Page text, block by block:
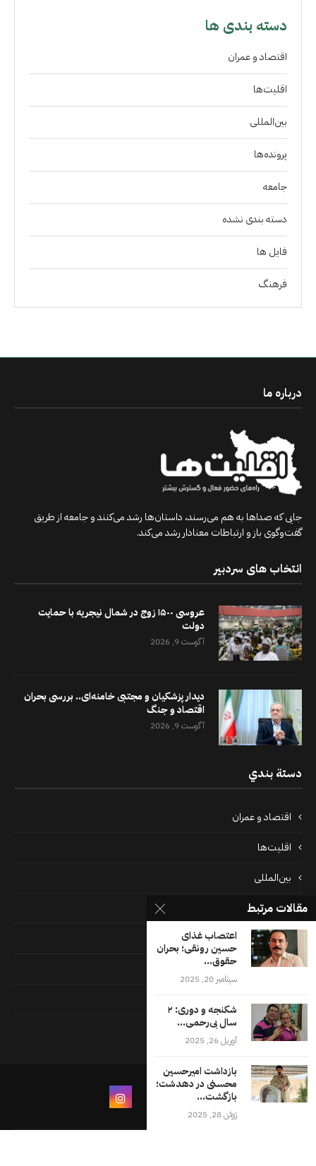
دسته بندی ها
اقتصاد و عمران
اقلیت‌ها
بین‌المللی
پرونده‌ها
جامعه
دسته بندی نشده
فايل ها
فرهنگ
درباره ما
جایی که صداها به هم می‌رسند، داستان‌ها رشد می‌کنند و جامعه از طریق
گفت‌وگوی باز و ارتباطات معنادار رشد می‌کند.
انتخاب های سردبیر
عروسی ۱۵۰۰ زوج در شمال نیجریه با حمایت
دولت
آگوست 9, 2026
دیدار پزشکیان و مجتبی خامنه‌ای.. بررسی بحران
اقتصاد و جنگ
آگوست 9, 2026
دستة بندي
اقتصاد و عمران
اقلیت‌ها
بین‌المللی
پرونده‌ها
جامعه
دسته بندی نشده
فرهنگ
مقالات مرتبط
اعتصاب غذای
حسین رونقی؛ بحران
حقوق...
سپتامبر 20, 2025
شکنجه و دوری: ۲
سال بی‌رحمی...
آوریل 26, 2025
بازداشت امیرحسین
محسنی در دهدشت؛
بازگشت...
ژوئن 28, 2025